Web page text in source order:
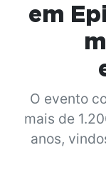
em
O evento
mais de
anos,